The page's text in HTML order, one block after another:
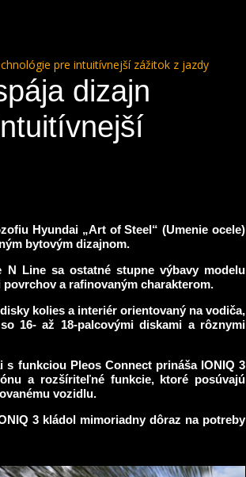
pre intuitívnejší zážitok z jazdy
dizajn
Hyundai „Art of Steel“ (Umenie ocele)
bytovým dizajnom.
Line sa ostatné stupne výbavy modelu
a rafinovaným charakterom.
kolies a interiér orientovaný na vodiča,
16- až 18-palcovými diskami a rôznymi
funkciou Pleos Connect prináša IONIQ 3
a rozšíriteľné funkcie, ktoré posúvajú
vozidlu.
3 kládol mimoriadny dôraz na potreby